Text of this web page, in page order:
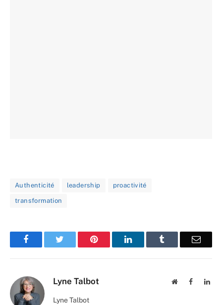
Authenticité leadership proactivité
transformation
Facebook Pinterest LinkedIn Email
Lyne Talbot WebsiteFacebook
Lyne Talbot